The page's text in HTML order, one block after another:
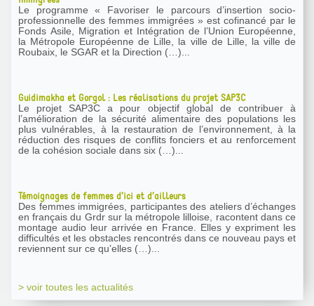
Le programme « Favoriser le parcours d’insertion socio-
professionnelle des femmes immigrées » est cofinancé par le
Fonds Asile, Migration et Intégration de l’Union Européenne,
la Métropole Européenne de Lille, la ville de Lille, la ville de
Roubaix, le SGAR et la Direction (…)...
Guidimakha et Gorgol : Les réalisations du projet SAP3C
Le projet SAP3C a pour objectif global de contribuer à
l’amélioration de la sécurité alimentaire des populations les
plus vulnérables, à la restauration de l’environnement, à la
réduction des risques de conflits fonciers et au renforcement
de la cohésion sociale dans six (…)...
Témoignages de femmes d’ici et d’ailleurs
Des femmes immigrées, participantes des ateliers d’échanges
en français du Grdr sur la métropole lilloise, racontent dans ce
montage audio leur arrivée en France. Elles y expriment les
difficultés et les obstacles rencontrés dans ce nouveau pays et
reviennent sur ce qu’elles (…)...
> voir toutes les actualités